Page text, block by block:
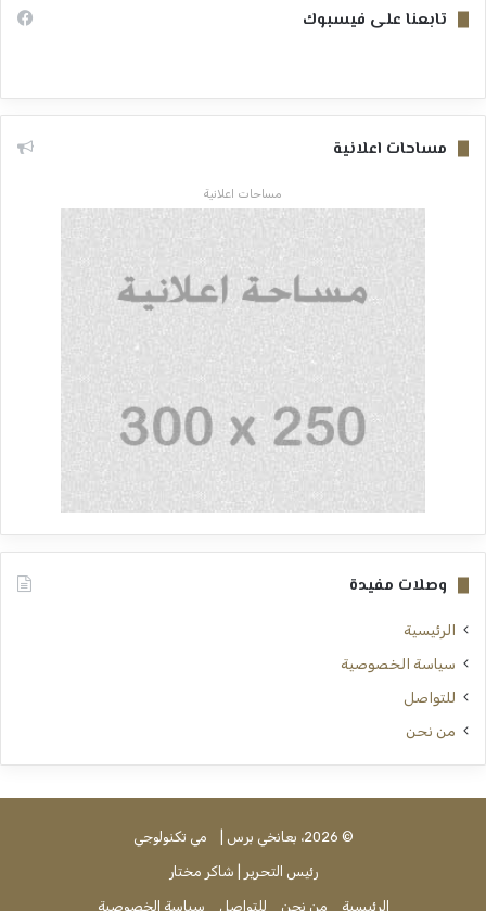
تابعنا على فيسبوك
مساحات اعلانية
مساحات اعلانية
وصلات مفيدة
الرئيسية
سياسة الخصوصية
للتواصل
من نحن
© 2026، بعانخي برس | مي تكنولوجي
رئيس التحرير | شاكر مختار
الرئيسية من نحن للتواصل سياسة الخصوصية